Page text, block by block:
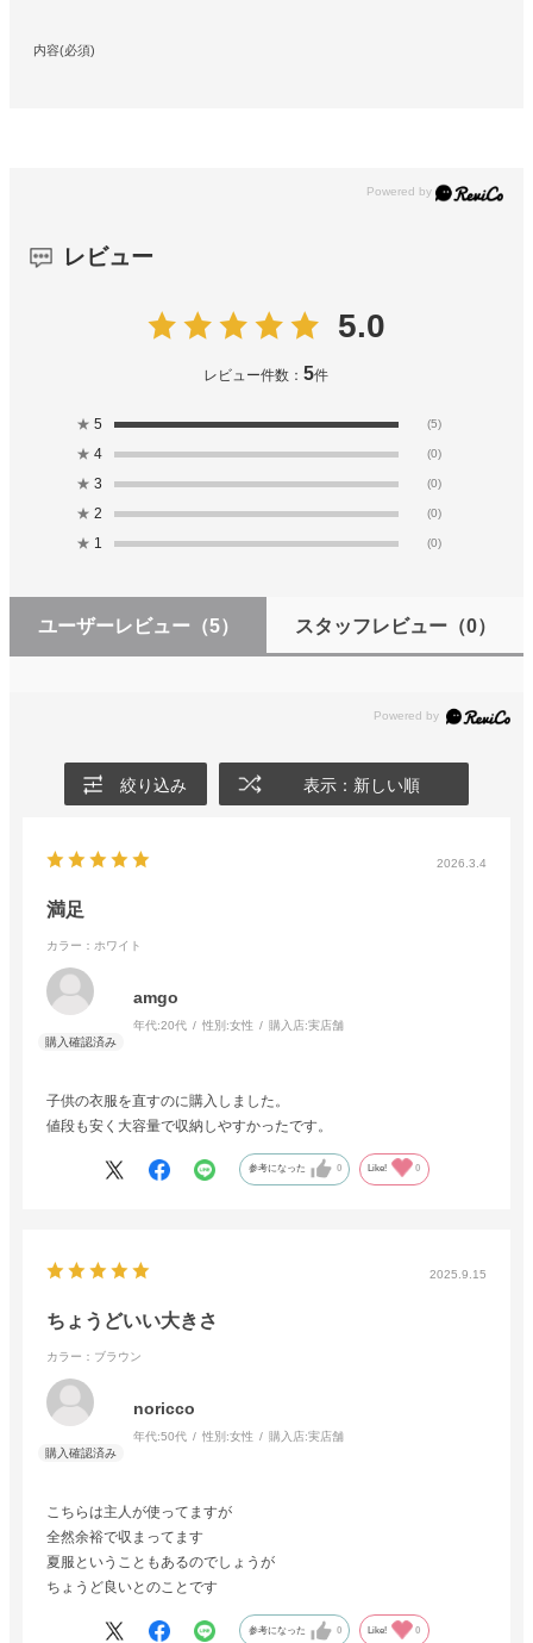
内容(必須)
レビュー
5.0
レビュー件数：5件
★ 5 (5)
★ 4 (0)
★ 3 (0)
★ 2 (0)
★ 1 (0)
ユーザーレビュー （5） スタッフレビュー（0）
絞り込み 表示：新しい順
2026.3.4
満足
カラー：ホワイト
amgo
年代:20代 性別:女性 購入店:実店舗
子供の衣服を直すのに購入しました。
値段も安く大容量で収納しやすかったです。
参考になった 0 Like! 0
2025.9.15
ちょうどいい大きさ
カラー：ブラウン
noricco
年代:50代 性別:女性 購入店:実店舗
こちらは主人が使ってますが
全然余裕で収まってます
夏服ということもあるのでしょうが
ちょうど良いとのことです
参考になった 0 Like! 0